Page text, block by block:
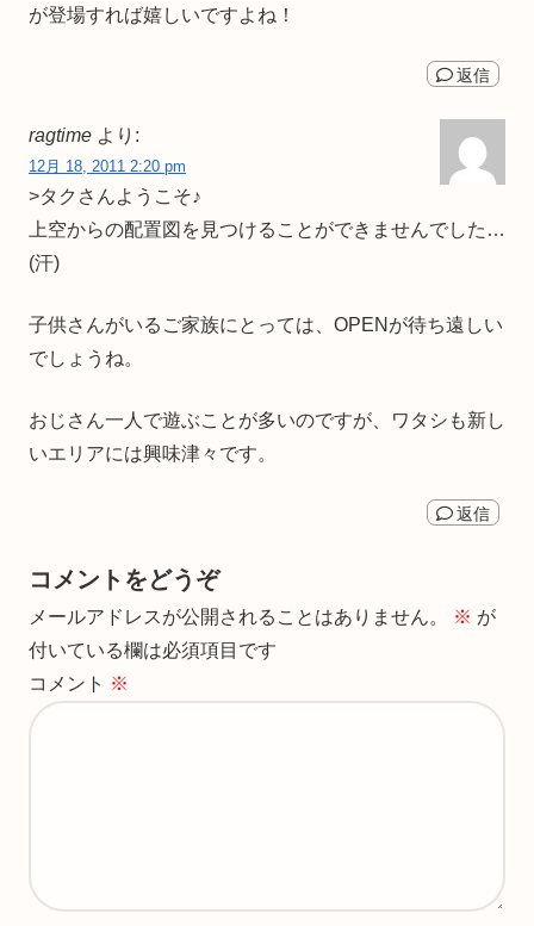
が登場すれば嬉しいですよね！
返信
ragtime より:
12月 18, 2011 2:20 pm
>タクさんようこそ♪
上空からの配置図を見つけることができませんでした…
(汗)
子供さんがいるご家族にとっては、OPENが待ち遠しい
でしょうね。
おじさん一人で遊ぶことが多いのですが、ワタシも新し
いエリアには興味津々です。
返信
コメントをどうぞ
メールアドレスが公開されることはありません。 ※ が
付いている欄は必須項目です
コメント ※